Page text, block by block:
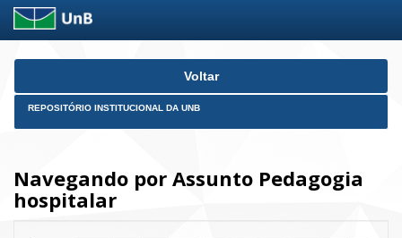
Skip
Voltar
REPOSITÓRIO INSTITUCIONAL DA UNB
Navegando por Assunto Pedagogia
hospitalar